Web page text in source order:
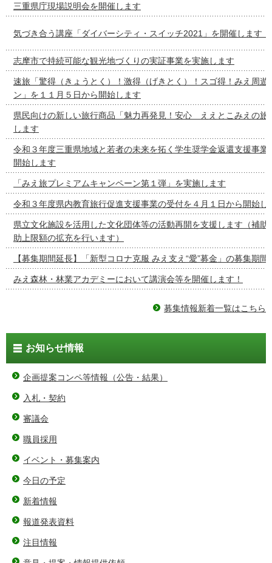
三重県庁現場説明会を開催します
気づき合う講座「ダイバーシティ・スイッチ2021」を開催します！
志摩市で持続可能な観光地づくりの実証事業を実施します
速旅「驚得（きょうとく）！激得（げきとく）！スゴ得！みえ周遊
ン」を１１月５日から開始します
県民向けの新しい旅行商品「魅力再発見！安心 ええとこみえの旅
します
令和３年度三重県地域と若者の未来を拓く学生奨学金返還支援事業
開始します
「みえ旅プレミアムキャンペーン第１弾」を実施します
令和３年度県内教育旅行促進支援事業の受付を４月１日から開始し
県立文化施設を活用した文化団体等の活動再開を支援します（補助
助上限額の拡充を行います）
【募集期間延長】「新型コロナ克服 みえ支え“愛”募金」の募集期
みえ森林・林業アカデミーにおいて講演会等を開催します！
募集情報新着一覧はこちら
お知らせ情報
企画提案コンペ等情報（公告・結果）
入札・契約
審議会
職員採用
イベント・募集案内
今日の予定
新着情報
報道発表資料
注目情報